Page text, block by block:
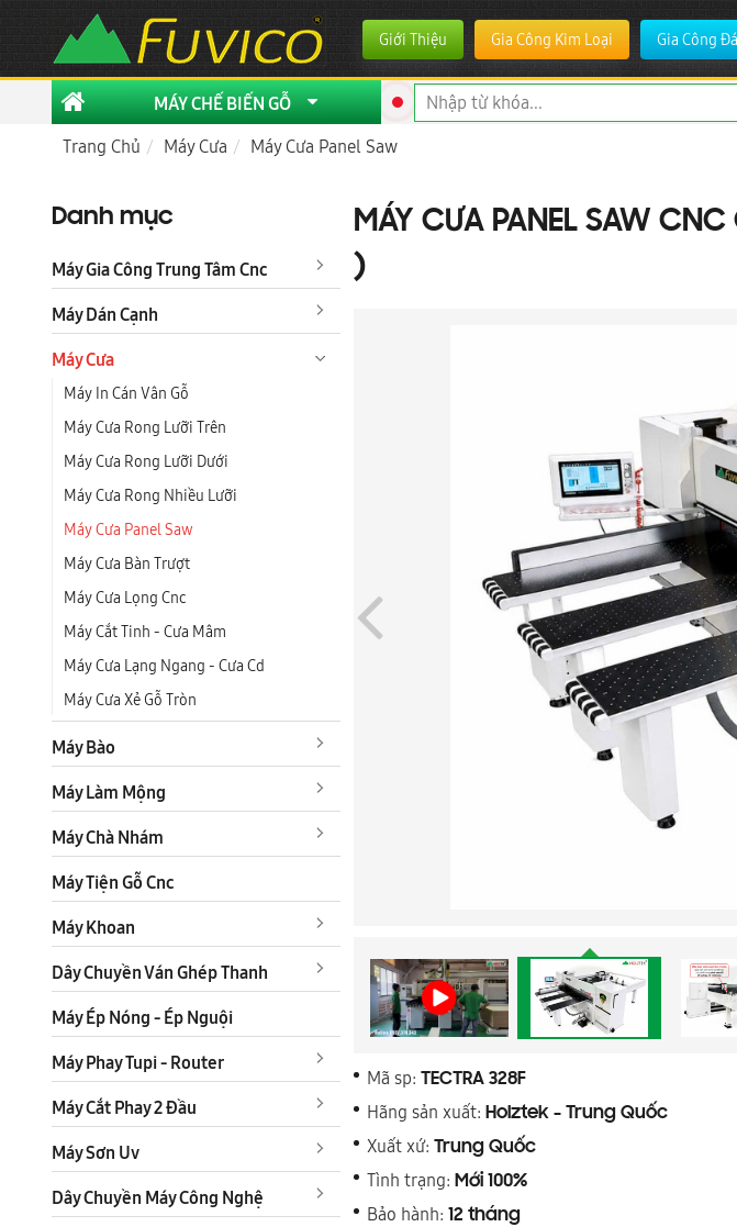
Giới Thiệu Gia Công Kim Loại Gia Công Đá
MÁY CHẾ BIẾN GỖ
Trang Chủ Máy Cưa Máy Cưa Panel Saw
Danh mục
Máy Gia Công Trung Tâm Cnc
Máy Dán Cạnh
Máy Cưa
Máy In Cán Vân Gỗ
Máy Cưa Rong Lưỡi Trên
Máy Cưa Rong Lưỡi Dưới
Máy Cưa Rong Nhiều Lưỡi
Máy Cưa Panel Saw
Máy Cưa Bàn Trượt
Máy Cưa Lọng Cnc
Máy Cắt Tinh - Cưa Mâm
Máy Cưa Lạng Ngang - Cưa Cd
Máy Cưa Xẻ Gỗ Tròn
Máy Bào
Máy Làm Mộng
Máy Chà Nhám
Máy Tiện Gỗ Cnc
Máy Khoan
Dây Chuyền Ván Ghép Thanh
Máy Ép Nóng - Ép Nguội
Máy Phay Tupi - Router
Máy Cắt Phay 2 Đầu
Máy Sơn Uv
Dây Chuyền Máy Công Nghệ
MÁY CƯA PANEL SAW
)
Mã sp: TECTRA 328F
Hãng sản xuất: Holztek - Trung Quốc
Xuất xứ: Trung Quốc
Tình trạng: Mới 100%
Bảo hành: 12 tháng